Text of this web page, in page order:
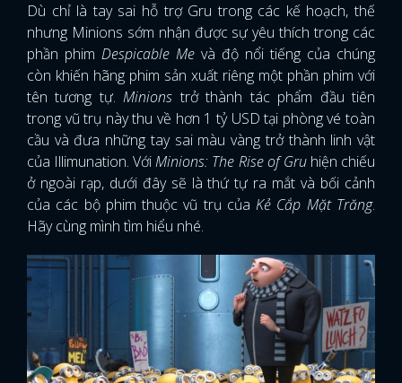
Dù chỉ là tay sai hỗ trợ Gru trong các kế hoạch, thế
nhưng Minions sớm nhận được sự yêu thích trong các
phần phim Despicable Me và độ nổi tiếng của chúng
còn khiến hãng phim sản xuất riêng một phần phim với
tên tương tự.Minions trở thành tác phẩm đầu tiên
trong vũ trụ này thu về hơn 1 tỷ USD tại phòng vé toàn
cầu và đưa những tay sai màu vàng trở thành linh vật
của Illimunation. VớiMinions: The Rise of Gruhiện chiếu
ở ngoài rạp, dưới đây sẽ là thứ tự ra mắt và bối cảnh
của các bộ phim thuộc vũ trụ củaKẻ Cắp Mặt Trăng.
Hãy cùng mình tìm hiểu nhé.